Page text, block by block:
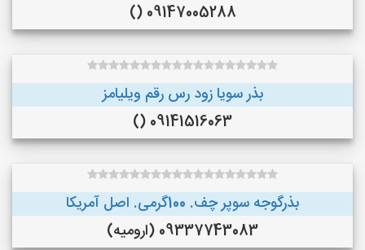
09147005288 ()
بذر سویا زود رس رقم ویلیامز
09141516063 ()
بذرگوجه‌ سوپر چف. 100گرمی. اصل آمریکا
09337743083 (ارومیه)